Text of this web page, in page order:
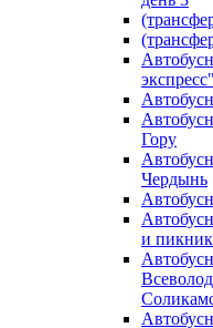
экспресс"
Гору
Чердынь
и пикник